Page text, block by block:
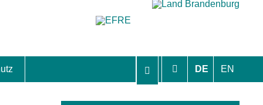
DE EN